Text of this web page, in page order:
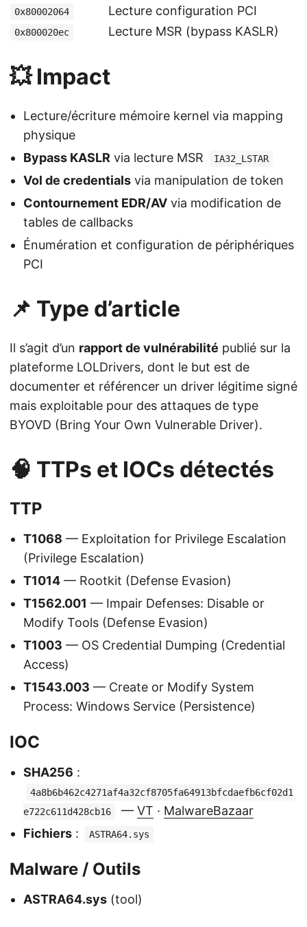
0x80002064 Lecture configuration PCI
0x800020ec Lecture MSR (bypass KASLR)
💥 Impact
Lecture/écriture mémoire kernel via mapping
physique
Bypass KASLR via lecture MSR IA32_LSTAR
Vol de credentials via manipulation de token
Contournement EDR/AV via modification de
tables de callbacks
Énumération et configuration de périphériques
PCI
📌 Type d’article
Il s’agit d’un rapport de vulnérabilité publié sur la
plateforme LOLDrivers, dont le but est de
documenter et référencer un driver légitime signé
mais exploitable pour des attaques de type
BYOVD (Bring Your Own Vulnerable Driver).
🧠 TTPs et IOCs détectés
TTP
T1068 — Exploitation for Privilege Escalation
(Privilege Escalation)
T1014 — Rootkit (Defense Evasion)
T1562.001 — Impair Defenses: Disable or
Modify Tools (Defense Evasion)
T1003 — OS Credential Dumping (Credential
Access)
T1543.003 — Create or Modify System
Process: Windows Service (Persistence)
IOC
SHA256 :
4a8b6b462c4271af4a32cf8705fa64913bfcdaefb6cf02d1
e722c611d428cb16
— VT · MalwareBazaar
Fichiers : ASTRA64.sys
Malware / Outils
ASTRA64.sys (tool)